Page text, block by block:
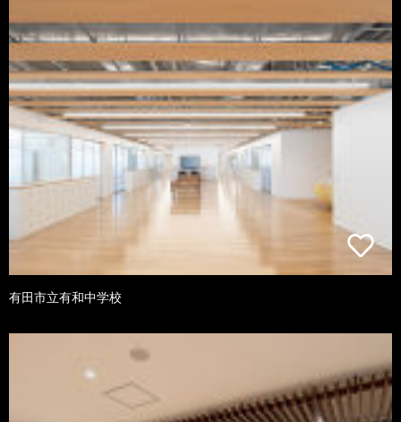
有田市立有和中学校